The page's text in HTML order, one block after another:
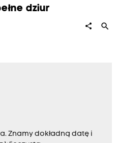
dziur
share search
Znamy dokładną datę i